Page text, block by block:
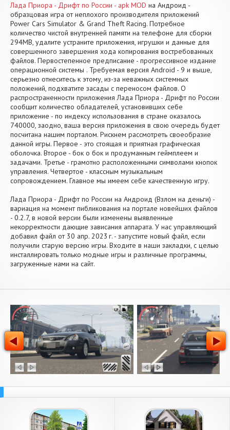
Лада Приора - Дрифт по России - apk MOD на Андроид -
образцовая игра от неплохого производителя приложений
Power Cars Simulator & Grand Theft Racing. Потребное
количество чистой внутренней памяти на телефоне для сборки
294MB, удалите устраните приложения, игрушки и данные для
совершенного завершения хода копирования востребованных
файлов. Первостепенное предписание - прогрессивное издание
операционной системы . Требуемая версия Android - 9 и выше,
серьезно отнеситесь к этому, из-за неважных системных
положений, подхватите засады с переносом файлов. О
распространенности приложения Лада Приора - Дрифт по России
сообщит количество обладателей, установивших себе
приложение - по индексу использования в стране оказалось
740000, заодно, ваша версия приложения в свою очередь будет
посчитана нашим порталом. Рискнем рассмотреть своеобразие
данной игры. Первое - это стоящая и приятная графическая
оболочка. Второе - бок о бок и продуманным геймплеем и
задачами. Третье - грамотно расположенными символами кнопок
управления. Четвертое - классным музыкальным
сопровождением. Главное мы имеем себе качественную игру.
Лада Приора - Дрифт по России на Андроид (Взлом на деньги) -
вариация на момент пибликования на портале новейших файлов
- 0.2.7, в новой версии были изменены выявленные
некорректности дающие зависания аппарата. У нас управляющий
добавил файл от 30 апр. 2023 г. - запустите новый файл, если
получили старую версию игры. Входите в наши закладки, с целью
инсталлировать только модные игры и различные программы,
загруженные нами на сайт.